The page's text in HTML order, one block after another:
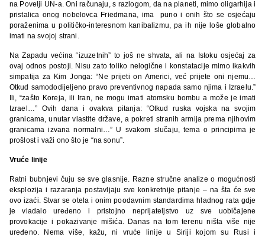
na Povelji UN-a. Oni računaju, s razlogom, da na planeti, mimo oligarhija i
pristalica onog nobelovca Friedmana, ima puno i onih što se osjećaju
poraženima u političko-interesnom kanibalizmu, pa ih nije loše globalno
imati na svojoj strani.
Na Zapadu većina “izuzetnih” to još ne shvata, ali na Istoku osjećaj za
ovaj odnos postoji. Nisu zato toliko nelogične i konstatacije mimo ikakvih
simpatija za Kim Jonga: “Ne prijeti on Americi, već prijete oni njemu…
Otkud samododijeljeno pravo preventivnog napada samo njima i Izraelu.”
Ili, “zašto Koreja, ili Iran, ne mogu imati atomsku bombu a može je imati
Izrael…” Ovih dana i ovakva pitanja: “Otkud ruska vojska na svojim
granicama, unutar vlastite države, a pokreti stranih armija prema njihovim
granicama izvana normalni…” U svakom slučaju, tema o principima je
prošlost i važi ono što je “na sonu”.
Vruće linije
Ratni bubnjevi čuju se sve glasnije. Razne stručne analize o mogućnosti
eksplozija i razaranja postavljaju sve konkretnije pitanje – na šta će sve
ovo izaći. Stvar se otela i onim poodavnim standardima hladnog rata gdje
je vladalo uređeno i pristojno neprijateljstvo uz sve uobičajene
provokacije i pokazivanje mišića. Danas na tom terenu ništa više nije
uređeno. Nema više, kažu, ni vruće linije u Siriji kojom su Rusi i